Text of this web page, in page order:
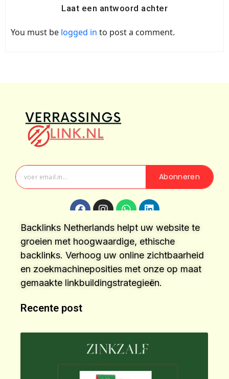
Laat een antwoord achter
You must be logged in to post a comment.
Abonneren
Backlinks Netherlands helpt uw website te
groeien met hoogwaardige, ethische
backlinks. Verhoog uw online zichtbaarheid
en zoekmachineposities met onze op maat
gemaakte linkbuildingstrategieën.
Recente post